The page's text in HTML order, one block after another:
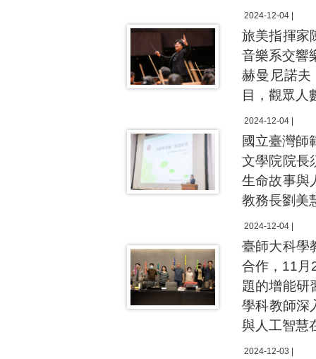
2024-12-04 |
旅美指揮家
音樂系交響
赫曼尼諾夫
目，觀眾人
2024-12-04 |
國立臺灣師
文學院院長
生命故事與
教務長劉美
2024-12-04 |
臺師大科學
合作，11月
題的增能研
學科教師深
與人工智慧
2024-12-03 |